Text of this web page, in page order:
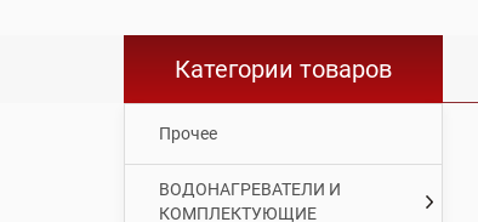
Категории товаров
Прочее
ВОДОНАГРЕВАТЕЛИ И
КОМПЛЕКТУЮЩИЕ